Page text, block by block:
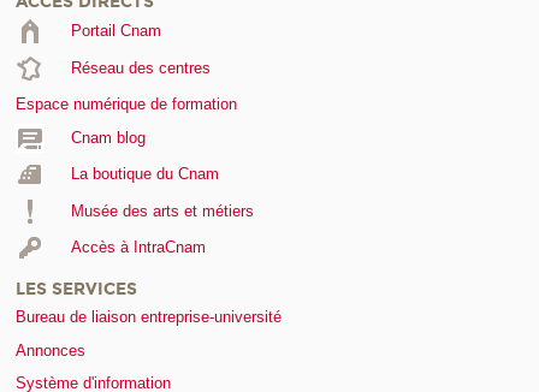
Portail Cnam
Réseau des centres
Espace numérique de formation
Cnam blog
La boutique du Cnam
Musée des arts et métiers
Accès à IntraCnam
LES SERVICES
Bureau de liaison entreprise-université
Annonces
Système d'information